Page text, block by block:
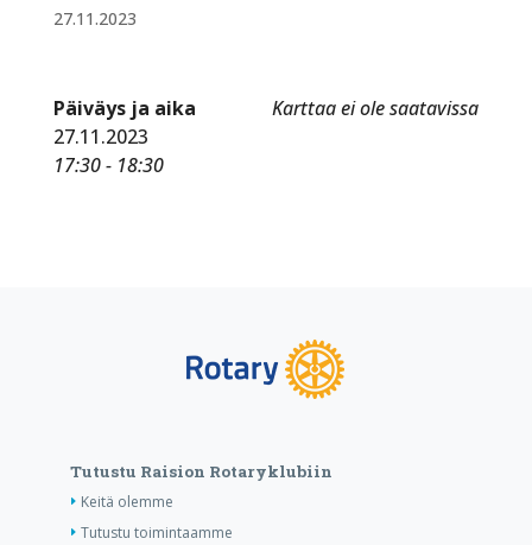
27.11.2023
Karttaa ei ole saatavissa
Päiväys ja aika
27.11.2023
17:30 - 18:30
Tutustu Raision Rotaryklubiin
Keitä olemme
Tutustu toimintaamme